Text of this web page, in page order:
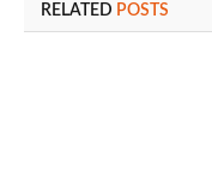
RELATED POSTS